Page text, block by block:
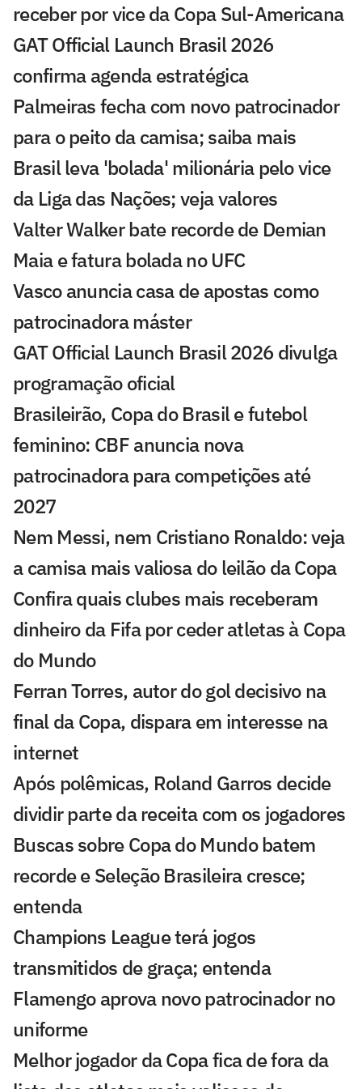
receber por vice da Copa Sul-Americana
GAT Official Launch Brasil 2026
confirma agenda estratégica
Palmeiras fecha com novo patrocinador
para o peito da camisa; saiba mais
Brasil leva 'bolada' milionária pelo vice
da Liga das Nações; veja valores
Valter Walker bate recorde de Demian
Maia e fatura bolada no UFC
Vasco anuncia casa de apostas como
patrocinadora máster
GAT Official Launch Brasil 2026 divulga
programação oficial
Brasileirão, Copa do Brasil e futebol
feminino: CBF anuncia nova
patrocinadora para competições até
2027
Nem Messi, nem Cristiano Ronaldo: veja
a camisa mais valiosa do leilão da Copa
Confira quais clubes mais receberam
dinheiro da Fifa por ceder atletas à Copa
do Mundo
Ferran Torres, autor do gol decisivo na
final da Copa, dispara em interesse na
internet
Após polêmicas, Roland Garros decide
dividir parte da receita com os jogadores
Buscas sobre Copa do Mundo batem
recorde e Seleção Brasileira cresce;
entenda
Champions League terá jogos
transmitidos de graça; entenda
Flamengo aprova novo patrocinador no
uniforme
Melhor jogador da Copa fica de fora da